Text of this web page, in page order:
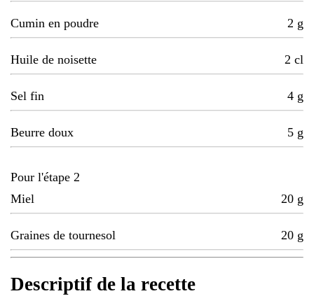
Cumin en poudre 2 g
Huile de noisette 2 cl
Sel fin 4 g
Beurre doux 5 g
Pour l'étape 2
Miel
20 g
Graines de tournesol 20 g
Descriptif de la recette